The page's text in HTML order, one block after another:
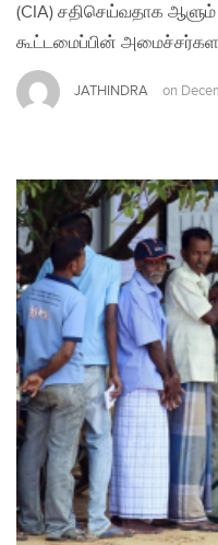
(CIA) சதிசெய்வதாக ஆளும்
கூட்டமைப்பின்
JATHINDRA on